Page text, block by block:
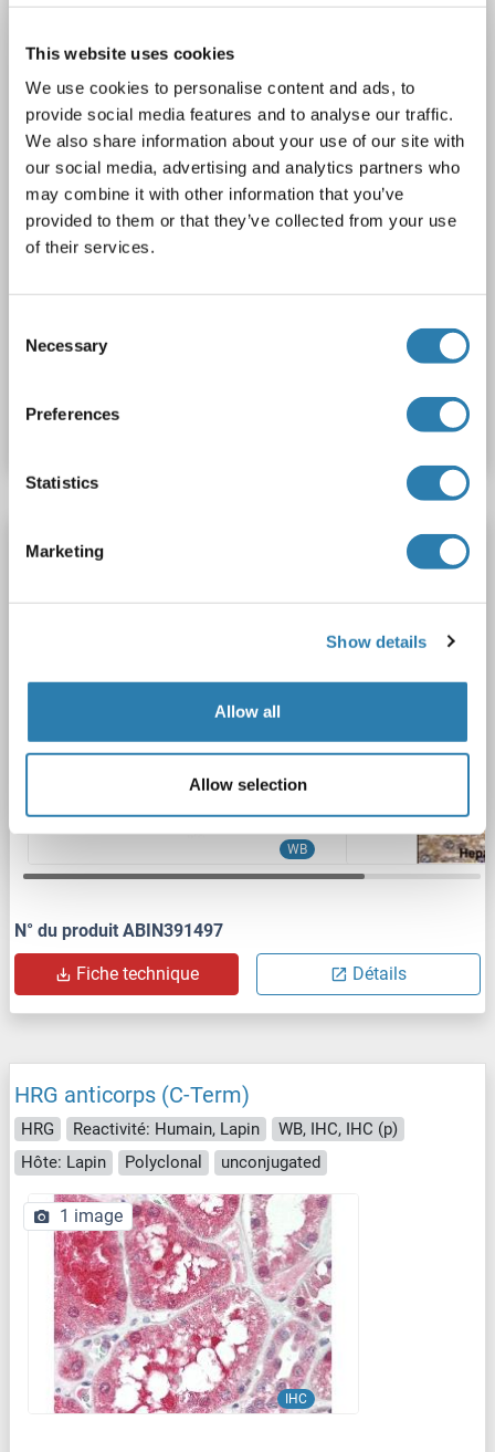
This website uses cookies
We use cookies to personalise content and ads, to
provide social media features and to analyse our traffic.
We also share information about your use of our site with
our social media, advertising and analytics partners who
may combine it with other information that you’ve
provided to them or that they’ve collected from your use
of their services.
Selection
Necessary
Preferences
Statistics
Marketing
Show details
Allow all
Allow selection
Polyclonal
unconjugated
IHC (p)
2 images
Fiche technique
HRG anticorps (N-Term)
WB
N° du produit ABIN391497
Fiche technique Détails
HRG anticorps (C-Term)
HRG Reactivité: Humain, Lapin
WB, IHC, IHC (p)
Hôte: Lapin
Polyclonal unconjugated
IHC
1 image